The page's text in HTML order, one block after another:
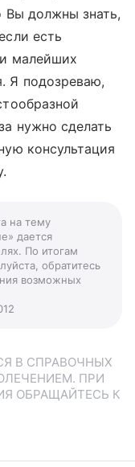
Вы должны знать,
есть
малейших
Я подозреваю,
нужно сделать
консультация
на тему
дается
По итогам
обратитесь
возможных
В СПРАВОЧНЫХ
ПРИ
ОБРАЩАЙТЕСЬ К